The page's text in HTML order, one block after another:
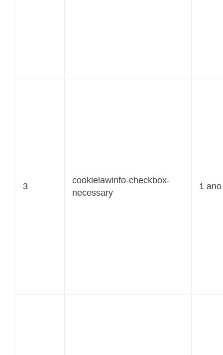
3
cookielawinfo-checkbox-
necessary
1 ano